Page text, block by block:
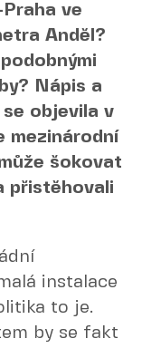
ve
Anděl?
Nápis a
objevila v
mezinárodní
šokovat
přistěhovali
instalace
to je.
by se fakt